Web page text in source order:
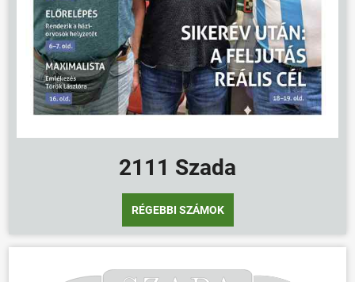
KÖZÖSSÉG
HÍREK
VÁLASZTÁSOK
2111 Szada
RÉGEBBI SZÁMOK